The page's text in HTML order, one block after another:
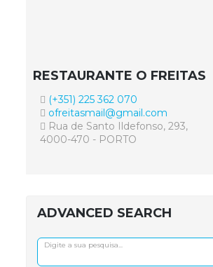
RESTAURANTE O FREITAS
(+351) 225 362 070
ofreitasmail@gmail.com
Rua de Santo Ildefonso, 293,
4000-470 - PORTO
ADVANCED SEARCH